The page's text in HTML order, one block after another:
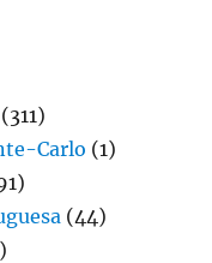
(311)
Carlo (1)
(44)